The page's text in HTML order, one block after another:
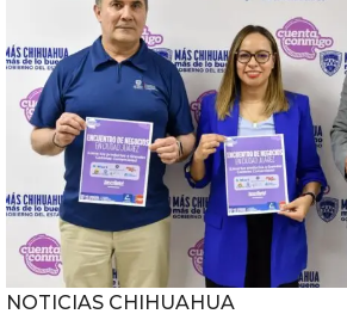
NOTICIAS CHIHUAHUA